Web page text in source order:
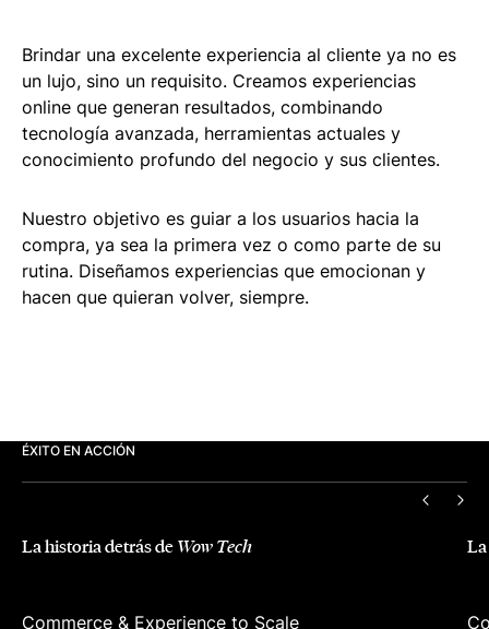
Brindar una excelente experiencia al cliente ya no es
un lujo, sino un requisito. Creamos experiencias
online que generan resultados, combinando
tecnología avanzada, herramientas actuales y
conocimiento profundo del negocio y sus clientes.
Nuestro objetivo es guiar a los usuarios hacia la
compra, ya sea la primera vez o como parte de su
rutina. Diseñamos experiencias que emocionan y
hacen que quieran volver, siempre.
ÉXITO EN ACCIÓN
La historia detrás deWow Tech
Commerce & Experience to Scale